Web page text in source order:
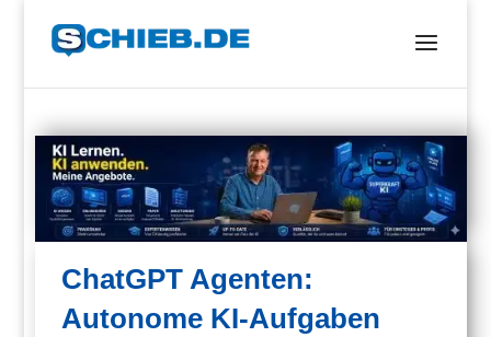
ChatGPT Agenten:
Autonome KI-Aufgaben